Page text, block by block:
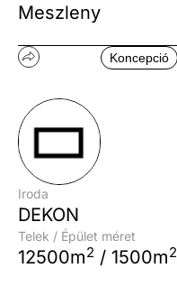
Meszleny
Koncepció
Iroda
DEKON
Telek / Épület méret
12500m2 / 1500m2